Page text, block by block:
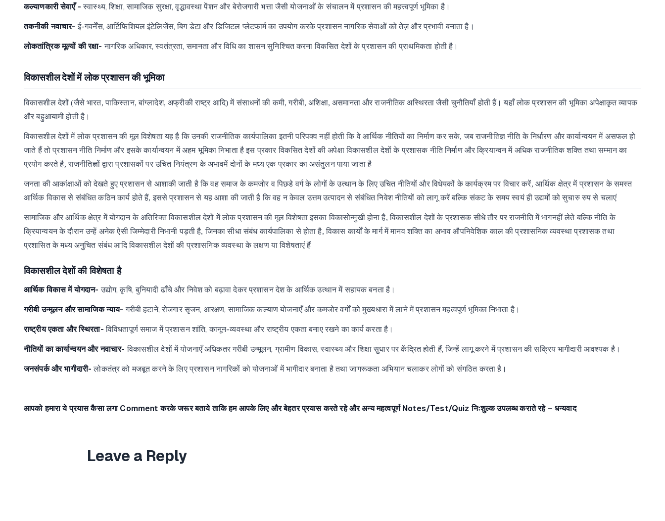
कल्याणकारी सेवाएँ -स्वास्थ्य, शिक्षा, सामाजिक सुरक्षा, वृद्धावस्था पेंशन और बेरोजगारी भत्ता जैसी योजनाओं के संचालन में प्रशासन की महत्त्वपूर्ण भूमिका है।
तकनीकी नवाचार-ई-गवर्नेंस, आर्टिफिशियल इंटेलिजेंस, बिग डेटा और डिजिटल प्लेटफार्म का उपयोग करके प्रशासन नागरिक सेवाओं को तेज़ और प्रभावी बनाता है।
लोकतांत्रिक मूल्यों की रक्षा-नागरिक अधिकार, स्वतंत्रता, समानता और विधि का शासन सुनिश्चित करना विकसित देशों के प्रशासन की प्राथमिकता होती है।
विकासशीलदेशोंमेंलोकप्रशासनकी भूमिका
विकासशील देशों (जैसे भारत, पाकिस्तान, बांग्लादेश, अफ्रीकी राष्ट्र आदि) में संसाधनों की कमी, गरीबी, अशिक्षा, असमानता और राजनीतिक अस्थिरता जैसी चुनौतियाँ होती हैं। यहाँ लोक प्रशासन की भूमिका अपेक्षाकृत व्यापक
और बहुआयामी होती है।
विकासशील देशों में लोक प्रशासन की मूल विशेषता यह है कि उनकी राजनीतिक कार्यपालिका इतनी परिपक्व नहीं होती कि वे आर्थिक नीतियों का निर्माण कर सके,जब राजनीतिज्ञ नीति के निर्धारण और कार्यान्वयन में असफल हो
जाते हैं तो प्रशासन नीति निर्माण और इसके कार्यान्वयन में अहम भूमिका निभाता हैइस प्रकार विकसित देशों की अपेक्षा विकासशील देशों के प्रशासक नीति निर्माण और क्रियान्वन में अधिक राजनीतिक शक्ति तथा सम्मान का
प्रयोग करते है,राजनीतिज्ञों द्वारा प्रशासकों पर उचित नियंत्रण के अभावमें दोनों के मध्य एक प्रकार का असंतुलन पाया जाता है
जनता की आकांक्षाओं को देखते हुए प्रशासन से आशाकी जाती है कि वह समाज के कमजोर व पिछडे वर्ग के लोगों के उत्थान के लिए उचित नीतियों और विधेयकों के कार्यक्रम पर विचार करें, आर्थिक क्षेत्र में प्रशासन के समस्त
आर्थिक विकास से संबंधित कठिन कार्य होते हैं,इससे प्रशासन से यह आशा की जाती है कि वह न केवल उत्तम उत्पादन से संबंधित निवेश नीतियों को लागू करें बल्कि संकट के समय स्वयं ही उद्यमों को सुचारु रुप से चलाएं
सामाजिक और आर्थिक क्षेत्र में योगदान के अतिरिक्त विकासशील देशों में लोक प्रशासन की मूल विशेषता इसका विकासोन्मुखी होना है,विकासशील देशों के प्रशासक सीधे तौर पर राजनीति में भागनहीं लेते बल्कि नीति के
क्रियान्वयन के दौरान उन्हें अनेक ऐसी जिम्मेदारी निभानी पड़ती है,जिनका सीधा संबंध कार्यपालिका से होता है,विकास कार्यों के मार्ग में मानव शक्ति का अभाव औपनिवेशिक काल की प्रशासनिक व्यवस्था प्रशासक तथा
प्रशासित के मध्य अनुचित संबंध आदि विकासशील देशों की प्रशासनिक व्यवस्था के लक्षण या विशेषताएं हैं
विकासशील देशों की विशेषता है
आर्थिक विकास में योगदान-उद्योग, कृषि, बुनियादी ढाँचे और निवेश को बढ़ावा देकर प्रशासन देश के आर्थिक उत्थान में सहायक बनता है।
गरीबी उन्मूलन और सामाजिक न्याय-गरीबी हटाने, रोजगार सृजन, आरक्षण, सामाजिक कल्याण योजनाएँ और कमजोर वर्गों को मुख्यधारा में लाने में प्रशासन महत्वपूर्ण भूमिका निभाता है।
राष्ट्रीय एकता और स्थिरता-विविधतापूर्ण समाज में प्रशासन शांति, कानून-व्यवस्था और राष्ट्रीय एकता बनाए रखने का कार्य करता है।
नीतियों का कार्यान्वयन और नवाचार-विकासशील देशों में योजनाएँ अधिकतर गरीबी उन्मूलन, ग्रामीण विकास, स्वास्थ्य और शिक्षा सुधार पर केंद्रित होती हैं, जिन्हें लागू करने में प्रशासन की सक्रिय भागीदारी आवश्यक है।
जनसंपर्क और भागीदारी-लोकतंत्र को मजबूत करने के लिए प्रशासन नागरिकों को योजनाओं में भागीदार बनाता है तथा जागरूकता अभियान चलाकर लोगों को संगठित करता है।
आपको हमारा ये प्रयास कैसा लगा Commentकरके जरूर बताये ताकि हम आपके लिए और बेहतर प्रयास करते रहे और अन्य महत्वपूर्ण Notes/Test/Quizनिःशुल्क उपलब्ध कराते रहे – धन्यवाद
Leave a Reply